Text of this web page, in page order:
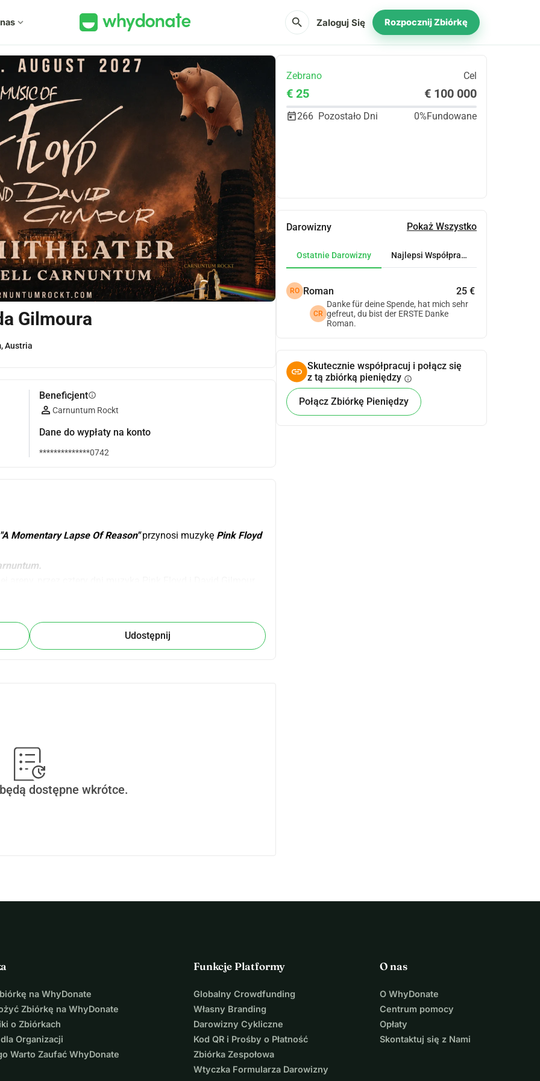
expand_more search Zaloguj Się Rozpocznij Zbiórkę
Gilmoura
Austria
Beneficjentinfo
Carnuntum Rockt
Dane do wypłaty na konto
**************0742
Momentary Lapse Of Reason" przynosi muzykę Pink Floyd
znamy z Pink Floyd i David Gilmour.
od 26 do 29 sierpnia 2027 szansa na tę niezwykłą
Udostępnij
dostępne wkrótce.
Zebrano Cel
€ 25 € 100 000
266 Pozostało Dni 0%Fundowane
Darowizny Pokaż Wszystko
Ostatnie Darowizny Najlepsi Współpracownicy
RO Roman 25 €
CR
Danke für deine Spende, hat mich sehr
gefreut, du bist der ERSTE Danke
Roman.
Skutecznie współpracuj i połącz się
z tą zbiórką pieniędzy info
Połącz Zbiórkę Pieniędzy
na WhyDonate
Zbiórkę na WhyDonate
o Zbiórkach
Organizacji
Warto Zaufać WhyDonate
Funkcje Platformy
Globalny Crowdfunding
Własny Branding
Darowizny Cykliczne
Kod QR i Prośby o Płatność
Zbiórka Zespołowa
Wtyczka Formularza Darowizny
O nas
O WhyDonate
Centrum pomocy
Opłaty
Skontaktuj się z Nami